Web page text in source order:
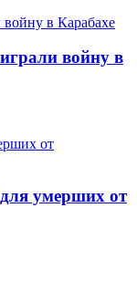
войну в
умерших от